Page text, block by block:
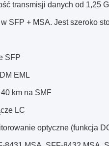
transmisji danych od 1,25
SFP + MSA. Jest szeroko
SFP
EML
km na SMF
LC
optyczne (funkcja